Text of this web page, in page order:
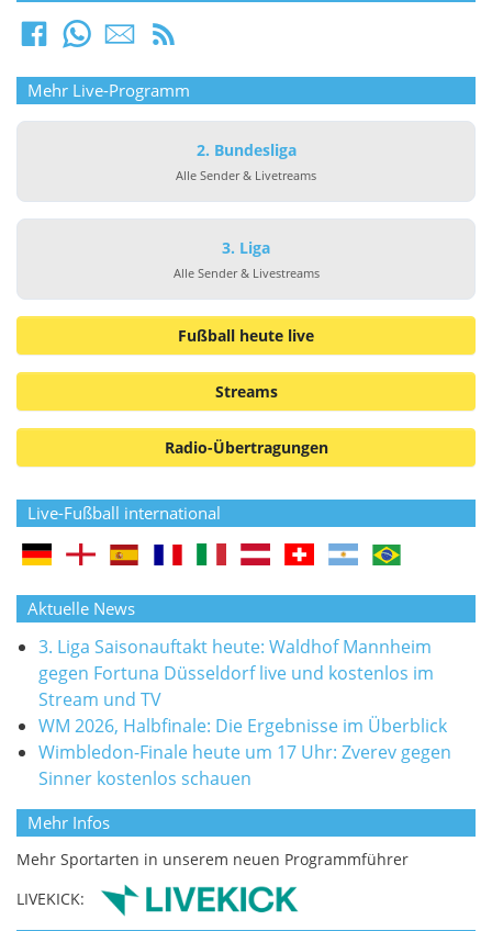
Mehr Live-Programm
2. Bundesliga
Alle Sender & Livetreams
3. Liga
Alle Sender & Livestreams
Fußball heute live
Streams
Radio-Übertragungen
Live-Fußball international
Aktuelle News
3. Liga Saisonauftakt heute: Waldhof Mannheim
gegen Fortuna Düsseldorf live und kostenlos im
Stream und TV
WM 2026, Halbfinale: Die Ergebnisse im Überblick
Wimbledon-Finale heute um 17 Uhr: Zverev gegen
Sinner kostenlos schauen
Mehr Infos
Mehr Sportarten in unserem neuen Programmführer
LIVEKICK: